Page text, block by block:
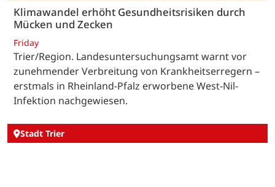
Klimawandel erhöht Gesundheitsrisiken durch
Mücken und Zecken
Friday
Trier/Region. Landesuntersuchungsamt warnt vor
zunehmender Verbreitung von Krankheitserregern –
erstmals in Rheinland-Pfalz erworbene West-Nil-
Infektion nachgewiesen.
Stadt Trier